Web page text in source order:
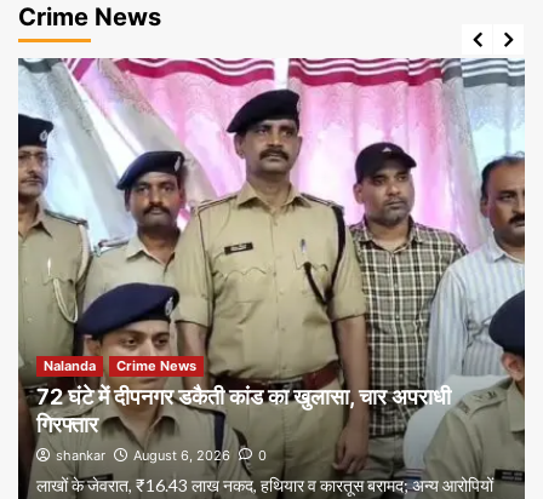
Crime News
Nalanda Crime News
72 घंटे में दीपनगर डकैती कांड का खुलासा, चार अपराधी
गिरफ्तार
shankar August 6, 2026 0
लाखों के जेवरात, ₹16.43 लाख नकद, हथियार व कारतूस बरामद; अन्य आरोपियों